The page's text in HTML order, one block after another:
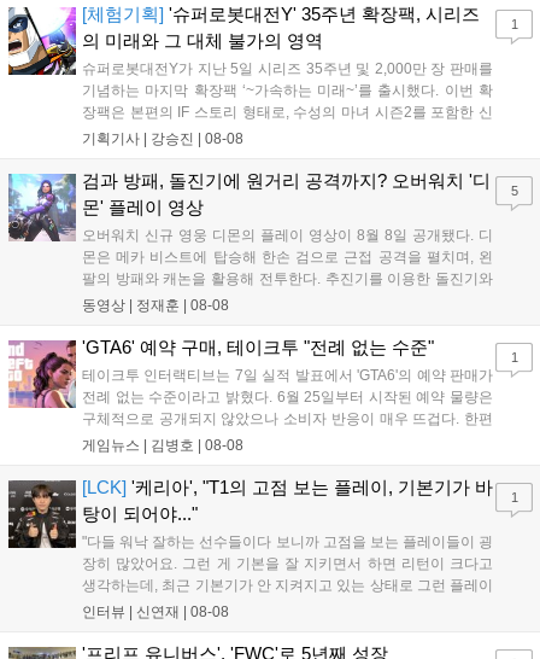
을 빼냈다....
[체험기획] '슈퍼로봇대전Y' 35주년 확장팩, 시리즈
의 미래와 그 대체 불가의 영역
슈퍼로봇대전Y가 지난 5일 시리즈 35주년 및 2,000만 장 판매를
기념하는 마지막 확장팩 ‘~가속하는 미래~’를 출시했다. 이번 확
장팩은 본편의 IF 스토리 형태로, 수성의 마녀 시즌2를 포함한 신
규 참전작과 크로스오버 합체기를 선보이며 작품을 완결 짓는다.
하는 몰입감 있는 서사와 조합을 구현하며 시리즈의 미래를 향한
새로운 가능성을 제시했다....
기획기사 | 강승진 | 08-08
1
검과 방패, 돌진기에 원거리 공격까지? 오버워치 '디
몬' 플레이 영상
오버워치 신규 영웅 디몬의 플레이 영상이 8월 8일 공개됐다. 디
몬은 메카 비스트에 탑승해 한손 검으로 근접 공격을 펼치며, 왼
팔의 방패와 캐논을 활용해 전투한다. 추진기를 이용한 돌진기와
참격 형태의 궁극기를 보유했고, 메카 파괴 시 맨몸으로 기관총을
산의 영웅들 업데이트를 통해 정식 출시될 예정이다....
동영상 | 정재훈 | 08-08
5
'GTA6' 예약 구매, 테이크투 "전례 없는 수준"
테이크투 인터랙티브는 7일 실적 발표에서 'GTA6'의 예약 판매가
전례 없는 수준이라고 밝혔다. 6월 25일부터 시작된 예약 물량은
구체적으로 공개되지 않았으나 소비자 반응이 매우 뜨겁다. 한편
11월 19일 PS5와 Xbox 시리즈 X|S로 정식 출시될 예정이며, 록
상 'Grand Theft Auto VI: An Extended Look'을 최초 공개할 계획
이다....
게임뉴스 | 김병호 | 08-08
1
[LCK] '케리아', "T1의 고점 보는 플레이, 기본기가 바
탕이 되어야..."
"다들 워낙 잘하는 선수들이다 보니까 고점을 보는 플레이들이 굉
장히 많았어요. 그런 게 기본을 잘 지키면서 하면 리턴이 크다고
생각하는데, 최근 기본기가 안 지켜지고 있는 상태로 그런 플레이
를 추구하다 보니까 팀적으로 안 좋은 사고가 계속 많이 났던 것
LoL 챔피언스 코리아(LCK)'...
인터뷰 | 신연재 | 08-08
1
'프리프 유니버스', 'FWC'로 5년째 성장